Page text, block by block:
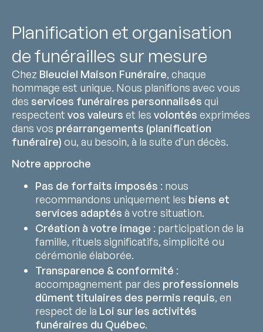
Planification et organisation
de funérailles sur mesure
Chez Bleuciel Maison Funéraire, chaque
hommage est unique. Nous planifions avec vous
des services funéraires personnalisés qui
respectent vos valeurs et les volontés exprimées
dans vos préarrangements (planification
funéraire) ou, au besoin, à la suite d’un décès.
Notre approche
Pas de forfaits imposés : nous
recommandons uniquement les biens et
services adaptés à votre situation.
Création à votre image : participation de la
famille, rituels significatifs, simplicité ou
cérémonie élaborée.
Transparence & conformité :
accompagnement par des professionnels
dûment titulaires des permis requis, en
respect de la Loi sur les activités
funéraires du Québec.